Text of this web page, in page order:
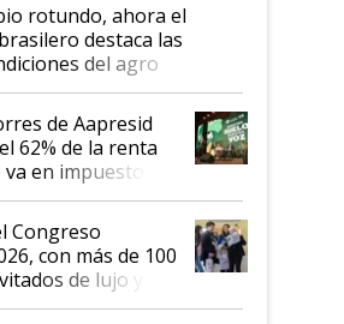
rotundo, ahora el
destaca las
del agro
invertir: "Los veo
de Aapresid
62% de la renta
en impuestos:
que en
sigan discutiendo
de hace 50
Congreso
con más de 100
de lujo y